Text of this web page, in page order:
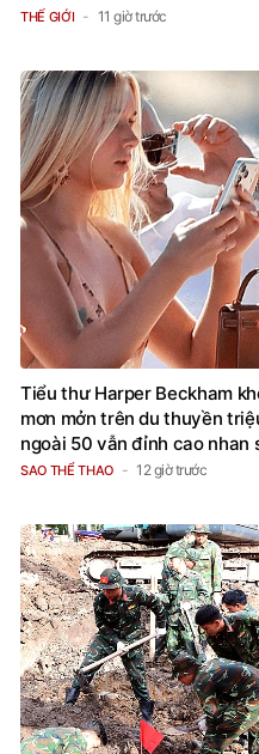
THẾ GIỚI 11 giờ trước
Tiểu thư Harper Beckham
mơn mởn trên du thuyền
ngoài 50 vẫn đỉnh cao nhan
SAO THỂ THAO 12 giờ trước